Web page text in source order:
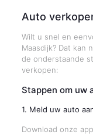
Auto
Wilt u snel en
Maasdijk? Dat kan
de onderstaande
verkopen:
Stappen om uw
1. Meld uw auto
Download onze